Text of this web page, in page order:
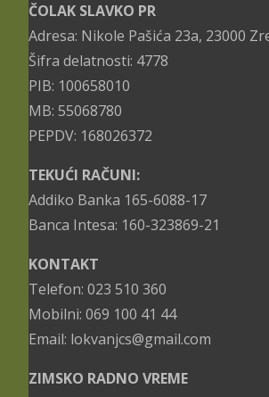
ČOLAK SLAVKO PR
Adresa: Nikole Pašića 23a, 23000
Šifra delatnosti: 4778
PIB: 100658010
MB: 55068780
PEPDV: 168026372
TEKUĆI RAČUNI:
Addiko Banka 165-6088-17
Banca Intesa: 160-323869-21
KONTAKT
Telefon: 023 510 360
Mobilni: 069 100 41 44
Email: lokvanjcs@gmail.com
ZIMSKO RADNO VREME